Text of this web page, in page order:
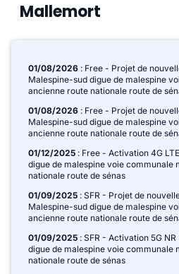
Mallemort
01/08/2026 : Free - Projet de
Malespine-sud digue de malespine
ancienne route nationale route de
01/08/2026 : Free - Projet de
Malespine-sud digue de malespine
ancienne route nationale route de
01/12/2025 : Free - Activation 4G
digue de malespine voie communale
nationale route de sénas
01/09/2025 : SFR - Projet de
Malespine-sud digue de malespine
ancienne route nationale route de
01/09/2025 : SFR - Activation 5G
digue de malespine voie communale
nationale route de sénas